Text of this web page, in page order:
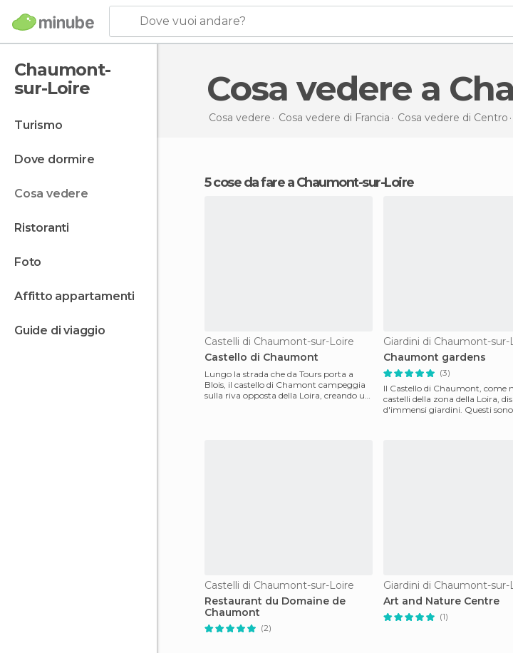
Dove vuoi andare?
Chaumont-
sur-Loire
turismo
dove dormire
cosa vedere
ristoranti
foto
affitto appartamenti
guide di viaggio
Cosa vedere a
Cosa vedere Cosa vedere di Francia Cosa vedere di Centro
5 cose da fare a Chaumont-sur-Loire
Castelli di Chaumont-sur-Loire
Castello di Chaumont
Lungo la strada che da Tours porta a
Blois, il castello di Chamont campeggia
sulla riva opposta della Loira, creando un
Giardini di Chaumont-sur-
Chaumont gardens
(3)
Il Castello di Chaumont, come
castelli della zona della Loira,
d'immensi giardini. Questi sono divisi in
Castelli di Chaumont-sur-Loire
Restaurant du Domaine de
Chaumont
(2)
Giardini di Chaumont-sur-
Art and Nature Centre
(1)